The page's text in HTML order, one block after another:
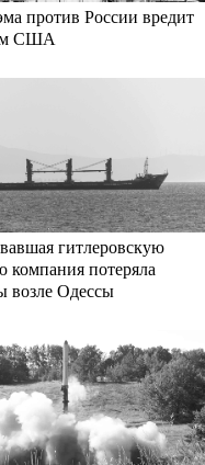
против России вредит
США
гитлеровскую
компания потеряла
возле Одессы